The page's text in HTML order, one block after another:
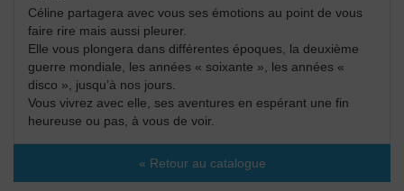
Céline partagera avec vous ses émotions au point de vous
faire rire mais aussi pleurer.
Elle vous plongera dans différentes époques, la deuxième
guerre mondiale, les années « soixante », les années «
disco », jusqu’à nos jours.
Vous vivrez avec elle, ses aventures en espérant une fin
heureuse ou pas, à vous de voir.
« Retour au catalogue